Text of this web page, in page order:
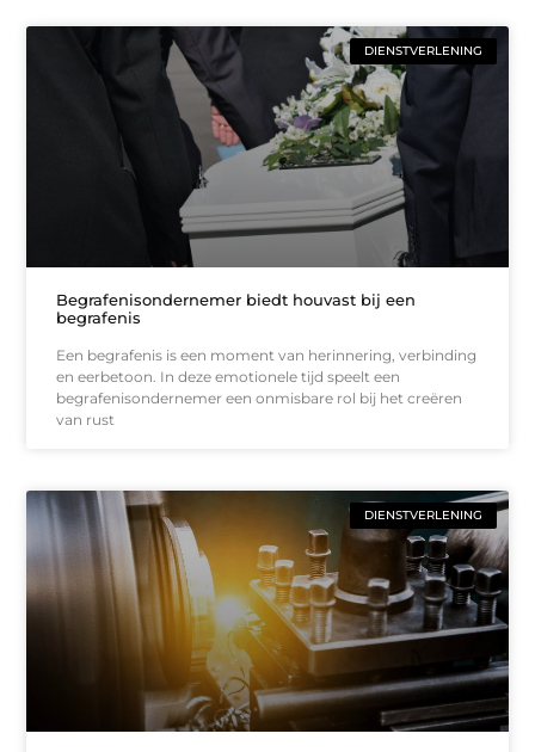
DIENSTVERLENING
Begrafenisondernemer biedt houvast bij een
begrafenis
Een begrafenis is een moment van herinnering, verbinding
en eerbetoon. In deze emotionele tijd speelt een
begrafenisondernemer een onmisbare rol bij het creëren
van rust
DIENSTVERLENING